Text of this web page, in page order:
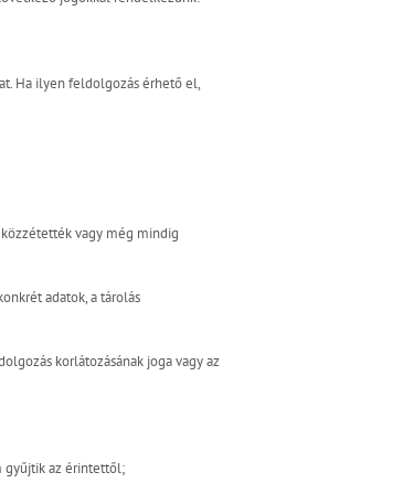
Ha ilyen feldolgozás érhető el,
vagy még mindig
adatok, a tárolás
korlátozásának joga vagy az
gyűjtik az érintettől;